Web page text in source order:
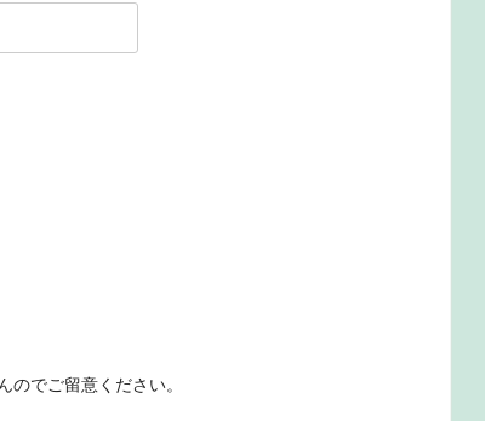
でご留意ください。